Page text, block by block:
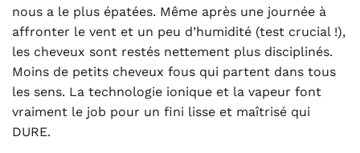
nous a le plus épatées. Même après une journée à
affronter le vent et un peu d’humidité (test crucial !),
les cheveux sont restés nettement plus disciplinés.
Moins de petits cheveux fous qui partent dans tous
les sens. La technologie ionique et la vapeur font
vraiment le job pour un fini lisse et maîtrisé qui
DURE.